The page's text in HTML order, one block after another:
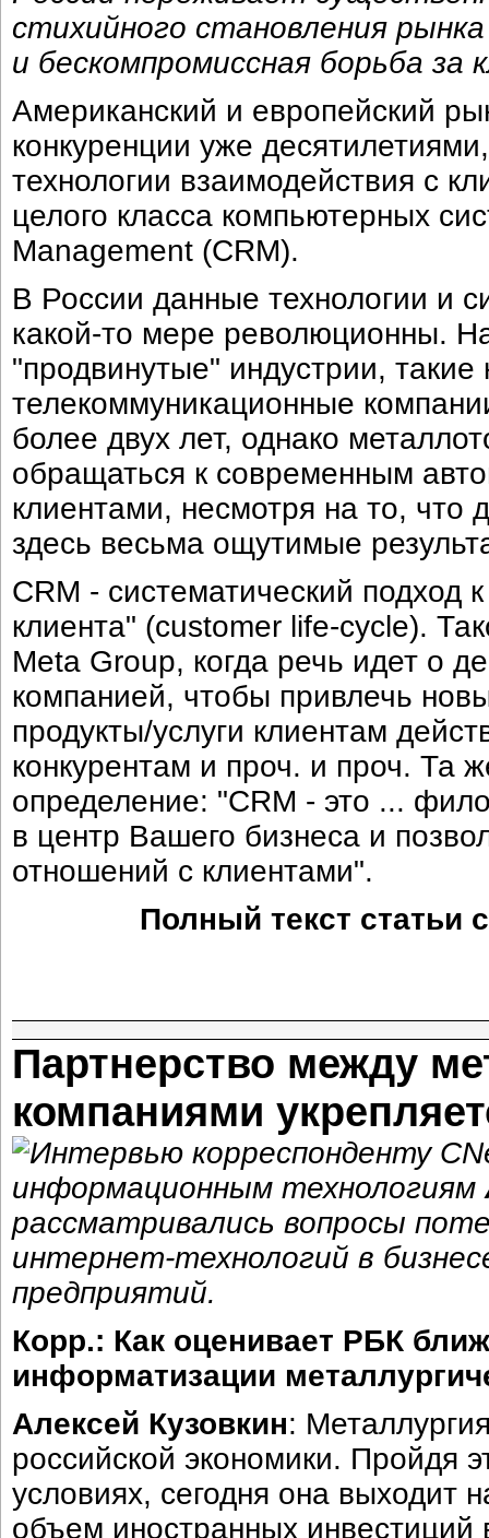
стихийного становления
и бескомпромиссная борьба за
Американский и европейский
конкуренции уже
технологии взаимодействия с
целого класса компьютерных
Management (CRM).
В России данные технологии и
какой-то мере революционны.
"продвинутые" индустрии, такие
телекоммуникационные
более двух лет, однако
обращаться к современным
клиентами, несмотря на то, что
здесь весьма ощутимые
CRM - систематический
клиента" (customer life-cycle).
Meta Group, когда речь идет о
компанией, чтобы привлечь
продукты/услуги клиентам
конкурентам и проч. и проч. Та
определение: "CRM - это ...
в центр Вашего бизнеса и
отношений с клиентами".
Полный текст статьи
Партнерство между
компаниями
Интервью корреспонденту
информационным технологиям
рассматривались вопросы
интернет-технологий в
предприятий.
Корр.: Как оценивает РБК
информатизации
Алексей Кузовкин:
российской экономики. Пройдя
условиях, сегодня она выходит
объем иностранных инвестиций